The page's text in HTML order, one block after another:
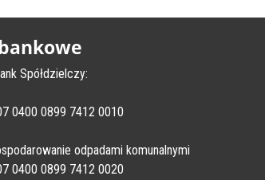
Spółdzielczy:
0400 0899 7412 0010
odpadami komunalnymi
0400 0899 7412 0020